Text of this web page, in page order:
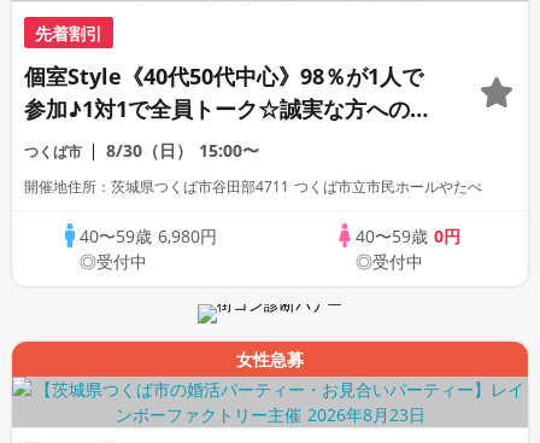
先着割引
個室Style《40代50代中心》98％が1人で
参加♪1対1で全員トーク☆誠実な方への婚
活パーティー
つくば市 8/30（日） 15:00〜
開催地住所：茨城県つくば市谷田部4711 つくば市立市民ホールやたべ
40〜59歳 6,980円
◎受付中
40〜59歳 0円
◎受付中
女性急募